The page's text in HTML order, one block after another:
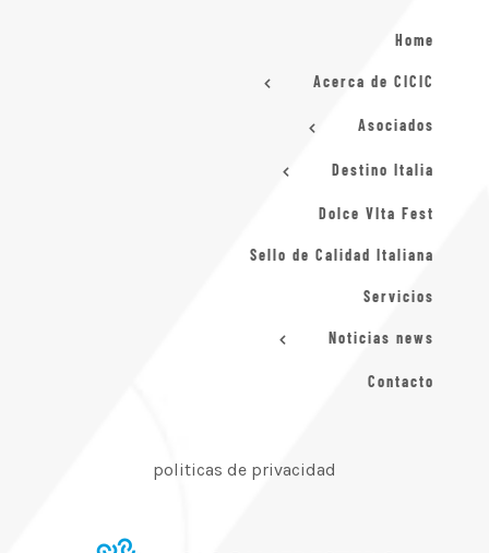
Home
Acerca de CICIC
Asociados
Destino Italia
Dolce VIta Fest
Sello de Calidad Italiana
Servicios
Noticias news
Contacto
politicas de privacidad